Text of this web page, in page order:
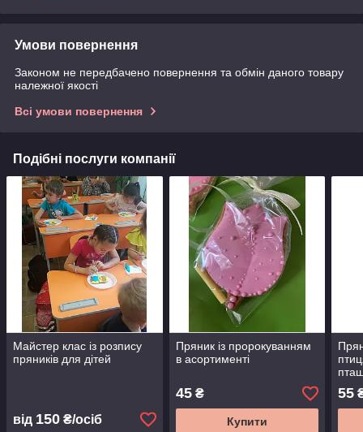
Умови повернення
Законом не передбачено повернення та обмін даного товару
належної якості
Всі умови повернення
Подібні послуги компанії
Майстер клас із розпису
пряників для дітей
від 150 ₴/осіб
Пряник із пророкуванням
в асортименті
45₴
Купити
55